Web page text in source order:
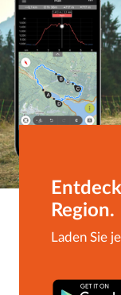
Region.
Laden Sie